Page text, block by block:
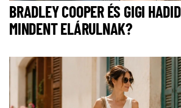
BRADLEY COOPER ÉS GIGI
MINDENT ELÁRULNAK?